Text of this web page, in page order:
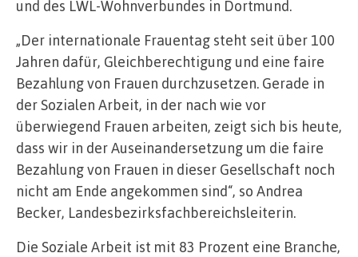
und des LWL-Wohnverbundes in Dortmund.
„Der internationale Frauentag steht seit über 100
Jahren dafür, Gleichberechtigung und eine faire
Bezahlung von Frauen durchzusetzen. Gerade in
der Sozialen Arbeit, in der nach wie vor
überwiegend Frauen arbeiten, zeigt sich bis heute,
dass wir in der Auseinandersetzung um die faire
Bezahlung von Frauen in dieser Gesellschaft noch
nicht am Ende angekommen sind“, so Andrea
Becker, Landesbezirksfachbereichsleiterin.
Die Soziale Arbeit ist mit 83 Prozent eine Branche,